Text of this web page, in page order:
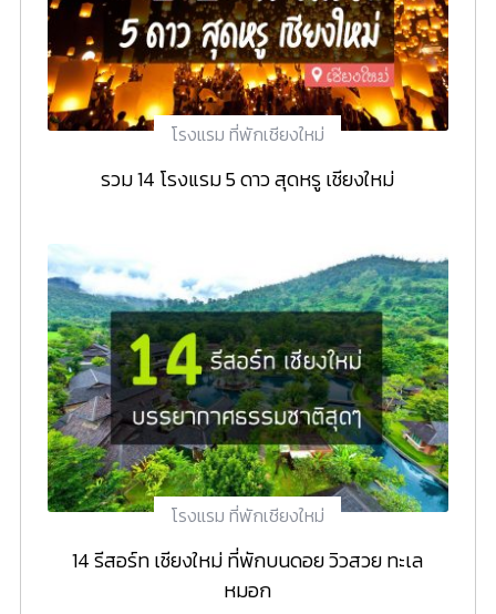
โรงแรม ที่พักเชียงใหม่
รวม 14 โรงแรม 5 ดาว สุดหรู เชียงใหม่
โรงแรม ที่พักเชียงใหม่
14 รีสอร์ท เชียงใหม่ ที่พักบนดอย วิวสวย ทะเล
หมอก